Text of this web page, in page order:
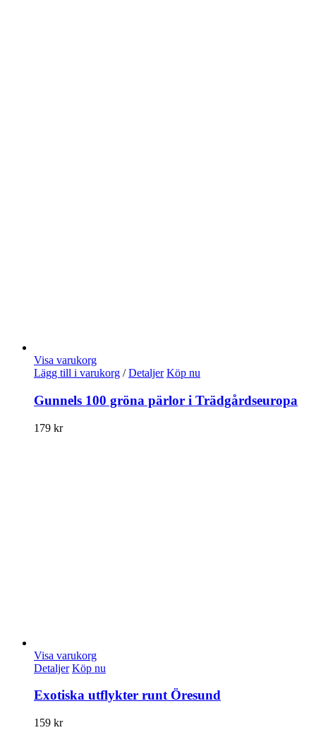
Visa varukorg
Lägg till i varukorg / Detaljer Köp nu
Gunnels 100 gröna pärlor i Trädgårdseuropa
179 kr
Visa varukorg
Detaljer Köp nu
Exotiska utflykter runt Öresund
159 kr